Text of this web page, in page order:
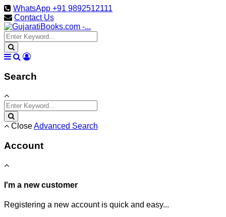
WhatsApp +91 9892512111
Contact Us
Search
CloseAdvanced Search
Account
I'm a new customer
Registering a new account is quick and easy...